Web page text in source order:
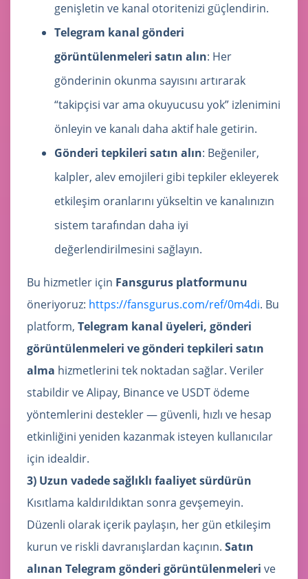
genişletin ve kanal otoritenizi güçlendirin.
Telegram kanal gönderi
görüntülenmeleri satın alın: Her
gönderinin okunma sayısını artırarak
“takipçisi var ama okuyucusu yok” izlenimini
önleyin ve kanalı daha aktif hale getirin.
Gönderi tepkileri satın alın: Beğeniler,
kalpler, alev emojileri gibi tepkiler ekleyerek
etkileşim oranlarını yükseltin ve kanalınızın
sistem tarafından daha iyi
değerlendirilmesini sağlayın.
Bu hizmetler için Fansgurus platformunu
öneriyoruz: https://fansgurus.com/ref/0m4di. Bu
platform, Telegram kanal üyeleri, gönderi
görüntülenmeleri ve gönderi tepkileri satın
alma hizmetlerini tek noktadan sağlar. Veriler
stabildir ve Alipay, Binance ve USDT ödeme
yöntemlerini destekler — güvenli, hızlı ve hesap
etkinliğini yeniden kazanmak isteyen kullanıcılar
için idealdir.
3) Uzun vadede sağlıklı faaliyet sürdürün
Kısıtlama kaldırıldıktan sonra gevşemeyin.
Düzenli olarak içerik paylaşın, her gün etkileşim
kurun ve riskli davranışlardan kaçının. Satın
alınan Telegram gönderi görüntülenmeleri ve